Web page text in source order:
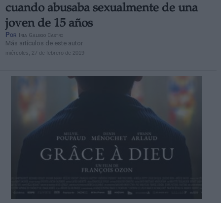
cuando abusaba sexualmente de una
joven de 15 años
Por Iria Galego Castro
Más artículos de este autor
miércoles, 27 de febrero de 2019